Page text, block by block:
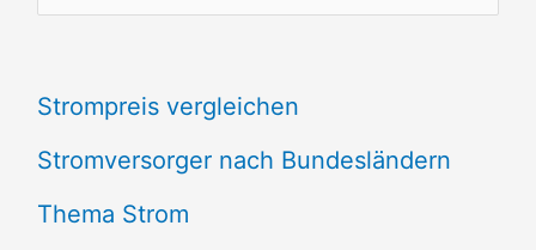
u
h
e
n
Strompreis vergleichen
Stromversorger nach Bundesländern
Thema Strom